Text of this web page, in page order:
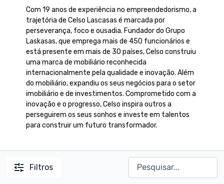
Com 19 anos de experiência no empreendedorismo, a
trajetória de Celso Lascasas é marcada por
perseverança, foco e ousadia. Fundador do Grupo
Laskasas, que emprega mais de 450 funcionários e
está presente em mais de 30 países, Celso construiu
uma marca de mobiliário reconhecida
internacionalmente pela qualidade e inovação. Além
do mobiliário, expandiu os seus negócios para o setor
imobiliário e de investimentos. Comprometido com a
inovação e o progresso, Celso inspira outros a
perseguirem os seus sonhos e investe em talentos
para construir um futuro transformador.
Filtros